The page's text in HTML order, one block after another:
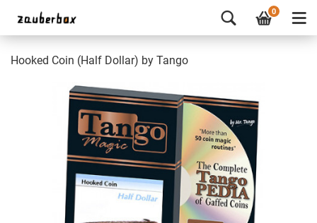
0
Hooked Coin (Half Dollar) by Tango